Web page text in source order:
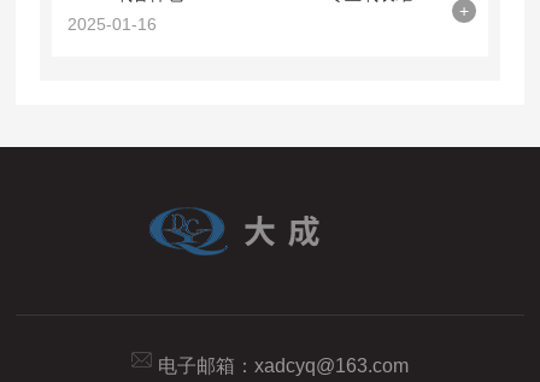
2025-01-16
+
电子邮箱： xadcyq@163.com